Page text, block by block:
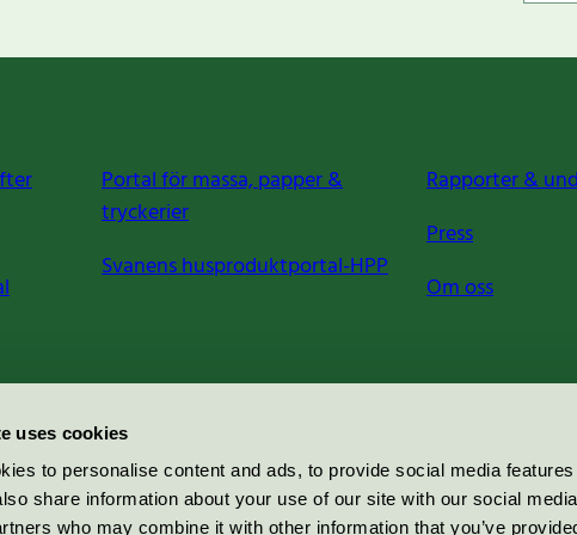
uses cookies
to personalise content and ads, to provide social media
share information about your use of our site with our social
who may combine it with other information that you’ve
Portal för massa, papper &
tryckerier
Svanens husproduktportal-HPP
Rapporter &
Press
Om oss